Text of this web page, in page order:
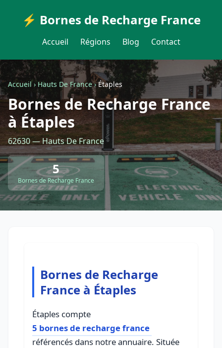
⚡ Bornes de Recharge France
Accueil Régions Blog Contact
Accueil›Hauts De France›Étaples
Bornes de Recharge France
à Étaples
62630 — Hauts De France
5
Bornes de Recharge France
Bornes de Recharge
France à Étaples
Étaples compte
5 bornes de recharge france
référencés dans notre annuaire. Située